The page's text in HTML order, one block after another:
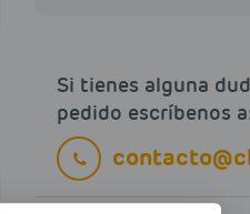
Si tienes alguna
pedido escríbenos